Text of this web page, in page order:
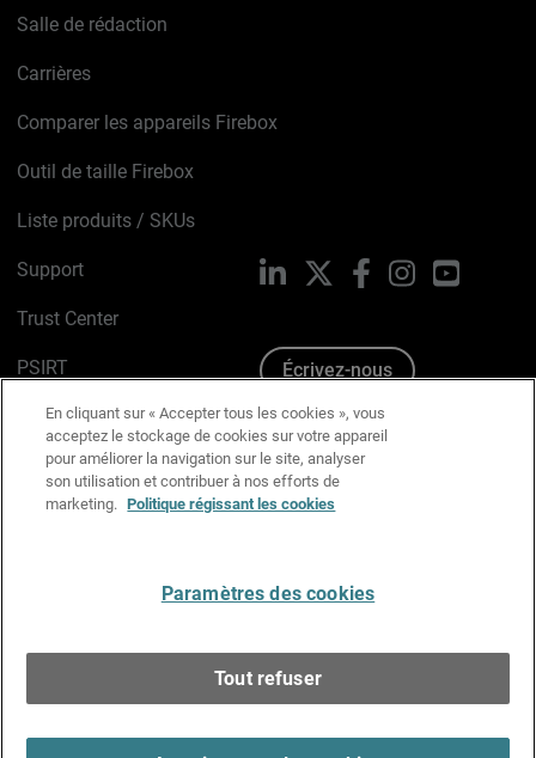
Salle de rédaction
Carrières
Comparer les appareils Firebox
Outil de taille Firebox
Liste produits / SKUs
Support
Trust Center
PSIRT
Avis sur les cookies
Politique de confidentialité
Charte Graphique
LinkedIn FacebookInstagram
Écrivez-nous
En cliquant sur « Accepter tous les cookies », vous
acceptez le stockage de cookies sur votre appareil
pour améliorer la navigation sur le site, analyser
son utilisation et contribuer à nos efforts de
marketing. Politique régissant les cookies
Paramètres des cookies
Tout refuser